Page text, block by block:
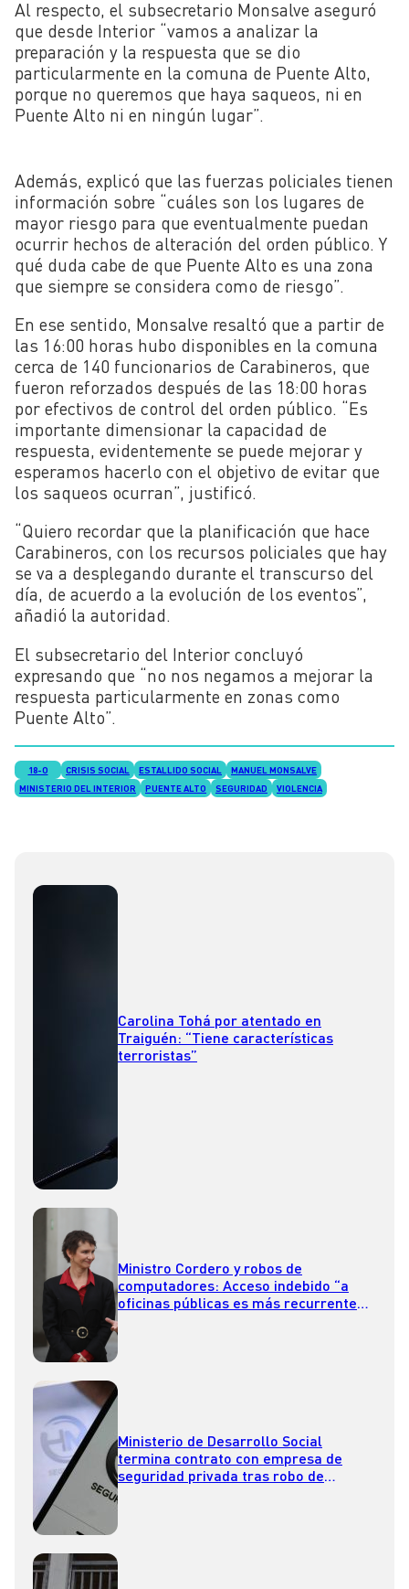
Al respecto, el subsecretario Monsalve aseguró
que desde Interior “vamos a analizar la
preparación y la respuesta que se dio
particularmente en la comuna de Puente Alto,
porque no queremos que haya saqueos, ni en
Puente Alto ni en ningún lugar”.
Además, explicó que las fuerzas policiales tienen
información sobre “cuáles son los lugares de
mayor riesgo para que eventualmente puedan
ocurrir hechos de alteración del orden público. Y
qué duda cabe de que Puente Alto es una zona
que siempre se considera como de riesgo”.
En ese sentido, Monsalve resaltó que a partir de
las 16:00 horas hubo disponibles en la comuna
cerca de 140 funcionarios de Carabineros, que
fueron reforzados después de las 18:00 horas
por efectivos de control del orden público. “Es
importante dimensionar la capacidad de
respuesta, evidentemente se puede mejorar y
esperamos hacerlo con el objetivo de evitar que
los saqueos ocurran”, justificó.
“Quiero recordar que la planificación que hace
Carabineros, con los recursos policiales que hay
se va a desplegando durante el transcurso del
día, de acuerdo a la evolución de los eventos”,
añadió la autoridad.
El subsecretario del Interior concluyó
expresando que “no nos negamos a mejorar la
respuesta particularmente en zonas como
Puente Alto”.
18-O CRISIS SOCIAL ESTALLIDO SOCIAL
MANUEL MONSALVE
MINISTERIO DEL INTERIOR
PUENTE ALTO SEGURIDAD VIOLENCIA
Carolina Tohá por atentado en
Traiguén: “Tiene características
terroristas”
Ministro Cordero y robos de
computadores: Acceso indebido “a
oficinas públicas es más recurrente
Ministerio de Desarrollo Social
termina contrato con empresa de
seguridad privada tras robo de